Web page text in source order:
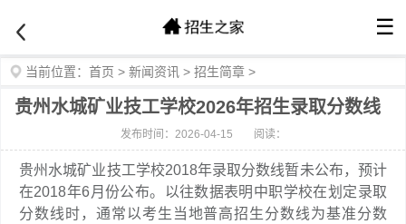
☰
当前位置： 首页 > 新闻资讯 > 招生简章 >
贵州水城矿业技工学校2026年招生录取分数线
发布时间：2026-04-15 阅读：
贵州水城矿业技工学校2018年录取分数线暂未公布，预计
在2018年6月份公布。以往数据表明中职学校在划定录取
分数线时，通常以考生当地普高招生分数线为基准分数